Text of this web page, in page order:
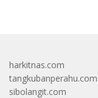
harkitnas.com
tangkubanperahu.com
sibolangit.com